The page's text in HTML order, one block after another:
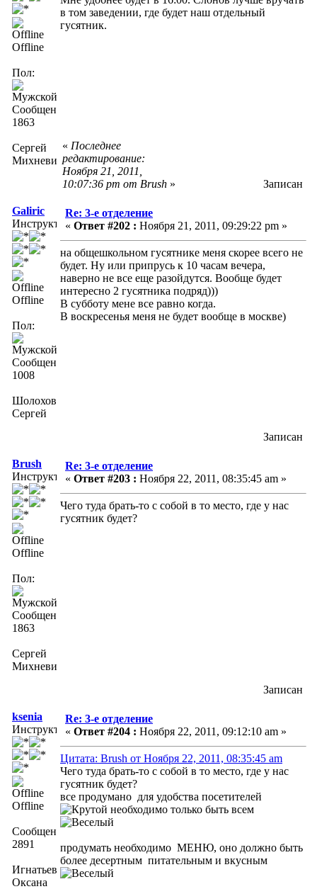
Offline
Пол:
Сообщений:
1863
Сергей
Михневич
в том заведении, где будет наш отдельный
гусятник.
« Последнее
редактирование:
Ноября 21, 2011,
10:07:36 pm от Brush » Записан
Galiric
Инструктор
Offline
Пол:
Сообщений:
1008
Шолохов
Сергей
Re: 3-е отделение
« Ответ #202 : Ноября 21, 2011, 09:29:22 pm »
на общешкольном гусятнике меня скорее всего не
будет. Ну или припрусь к 10 часам вечера,
наверно не все еще разойдутся. Вообще будет
интересно 2 гусятника подряд)))
В субботу мене все равно когда.
В воскресенья меня не будет вообще в москве)
Записан
Brush
Инструктор
Offline
Пол:
Сообщений:
1863
Сергей
Михневич
Re: 3-е отделение
« Ответ #203 : Ноября 22, 2011, 08:35:45 am »
Чего туда брать-то с собой в то место, где у нас
гусятник будет?
Записан
ksenia
Инструктор
Offline
Сообщений:
2891
Игнатьева
Оксана
Re: 3-е отделение
« Ответ #204 : Ноября 22, 2011, 09:12:10 am »
Цитата: Brush от Ноября 22, 2011, 08:35:45 am
Чего туда брать-то с собой в то место, где у нас
гусятник будет?
все продумано для удобства посетителей
необходимо только быть всем
продумать необходимо МЕНЮ, оно должно быть
более десертным питательным и вкусным